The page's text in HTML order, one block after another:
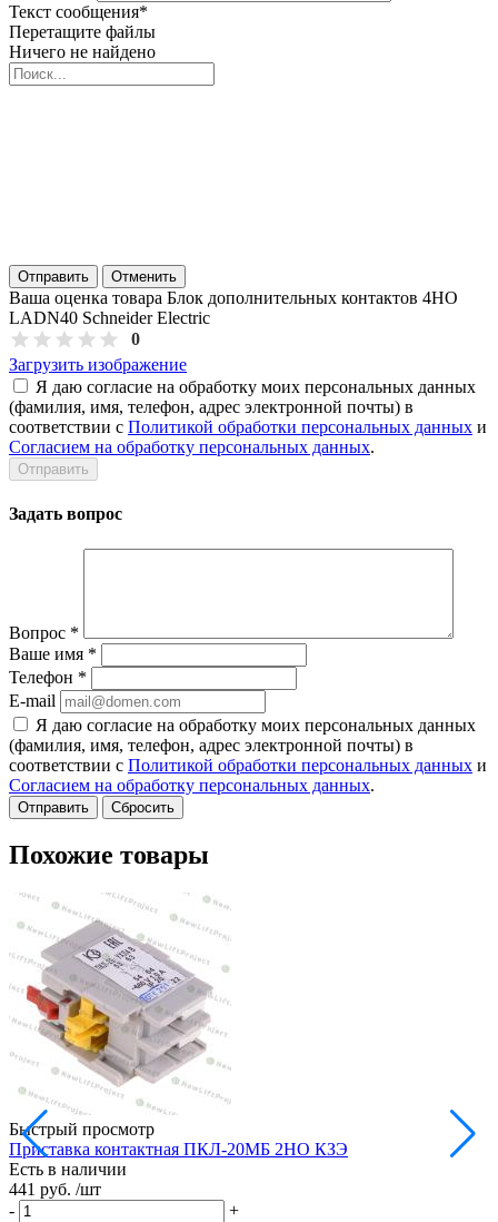
Текст сообщения*
Перетащите файлы
Ничего не найдено
Отправить Отменить
Ваша оценка товара Блок дополнительных контактов 4НО
LADN40 Schneider Electric
0
Загрузить изображение
Я даю согласие на обработку моих персональных данных
(фамилия, имя, телефон, адрес электронной почты) в
соответствии с Политикой обработки персональных данных и
Согласием на обработку персональных данных.
Задать вопрос
Вопрос *
Ваше имя *
Телефон *
E-mail
Я даю согласие на обработку моих персональных данных
(фамилия, имя, телефон, адрес электронной почты) в
соответствии с Политикой обработки персональных данных и
Согласием на обработку персональных данных.
Сбросить
Похожие товары
Быстрый просмотр
Приставка контактная ПКЛ-20МБ 2НО КЗЭ
Есть в наличии
441 руб. /шт
-
+